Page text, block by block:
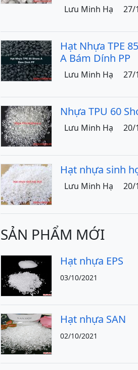
Lưu Minh Hạ 27/
Hạt Nhựa TPE
A Bám Dính PP
Lưu Minh Hạ 27/
Nhựa TPU 60
Lưu Minh Hạ 20/
Hạt nhựa sinh
Lưu Minh Hạ 20/
SẢN PHẨM MỚI
Hạt nhựa EPS
03/10/2021
Hạt nhựa SAN
02/10/2021